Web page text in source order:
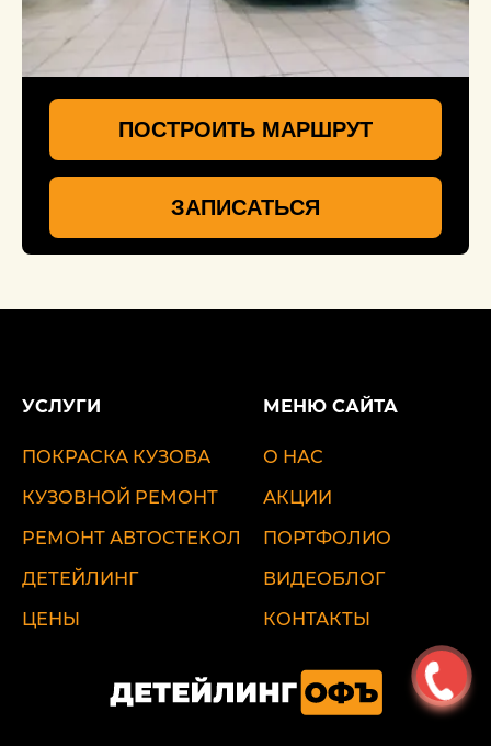
ПОСТРОИТЬ МАРШРУТ
ЗАПИСАТЬСЯ
УСЛУГИ
ПОКРАСКА КУЗОВА
КУЗОВНОЙ РЕМОНТ
РЕМОНТ АВТОСТЕКОЛ
ДЕТЕЙЛИНГ
ЦЕНЫ
МЕНЮ САЙТА
О НАС
АКЦИИ
ПОРТФОЛИО
ВИДЕОБЛОГ
КОНТАКТЫ